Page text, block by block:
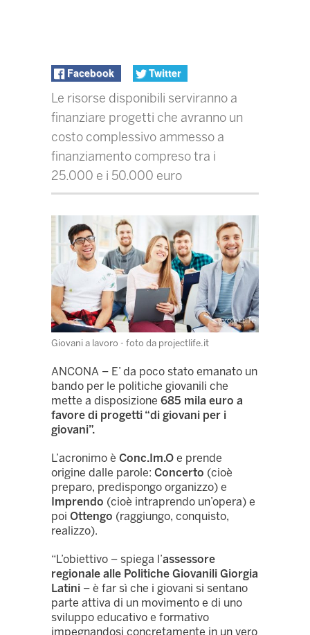
Facebook Twitter
Le risorse disponibili serviranno a
finanziare progetti che avranno un
costo complessivo ammesso a
finanziamento compreso tra i
25.000 e i 50.000 euro
Giovani a lavoro - foto da projectlife.it
ANCONA – E’ da poco stato emanato un
bando per le politiche giovanili che
mette a disposizione 685 mila euro a
favore di progetti “di giovani per i
giovani”.
L’acronimo è Conc.Im.O e prende
origine dalle parole: Concerto (cioè
preparo, predispongo organizzo) e
Imprendo (cioè intraprendo un’opera) e
poi Ottengo (raggiungo, conquisto,
realizzo).
“L’obiettivo – spiega l’assessore
regionale alle Politiche Giovanili Giorgia
Latini – è far sì che i giovani si sentano
parte attiva di un movimento e di uno
sviluppo educativo e formativo
impegnandosi concretamente in un vero